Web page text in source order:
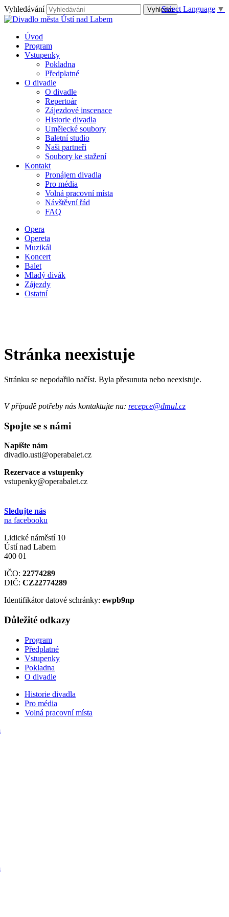
Vyhledávání
Úvod
Program
Vstupenky
Pokladna
Předplatné
O divadle
O divadle
Repertoár
Zájezdové inscenace
Historie divadla
Umělecké soubory
Baletní studio
Naši partneři
Soubory ke stažení
Kontakt
Pronájem divadla
Pro média
Volná pracovní místa
Návštěvní řád
FAQ
Select Language ▼
Opera
Opereta
Muzikál
Koncert
Balet
Mladý divák
Zájezdy
Ostatní
Stránka neexistuje
Stránku se nepodařilo načíst. Byla přesunuta nebo neexistuje.
V případě potřeby nás kontaktujte na: recepce@dmul.cz
Spojte se s námi
Napište nám
divadlo.usti@operabalet.cz
Rezervace a vstupenky
vstupenky@operabalet.cz
Sledujte nás
na facebooku
Lidické náměstí 10
Ústí nad Labem
400 01
IČO: 22774289
DIČ: CZ22774289
Identifikátor datové schránky: ewpb9np
Důležité odkazy
Program
Předplatné
Vstupenky
Pokladna
O divadle
Historie divadla
Pro média
Volná pracovní místa